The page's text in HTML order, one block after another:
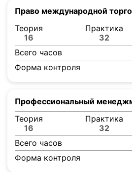
Право международной
Теория
16
Практика
32
Всего часов
Форма контроля
Профессиональный
Теория
16
Практика
32
Всего часов
Форма контроля